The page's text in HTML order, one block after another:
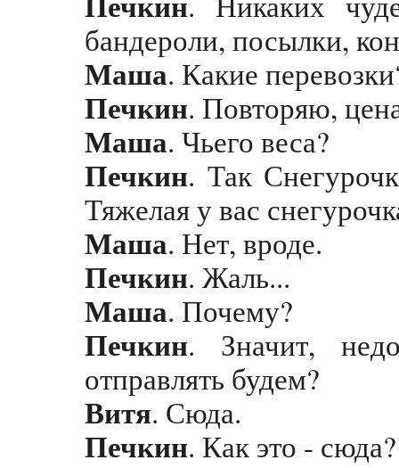
бандероли, посылки,
Маша. Какие
Печкин. Повторяю,
Маша. Чьего веса?
Печкин. Так
Тяжелая у вас
Маша. Нет, вроде.
Печкин. Жаль...
Маша. Почему?
Печкин. Значит,
отправлять будем?
Витя. Сюда.
Печкин. Как это -